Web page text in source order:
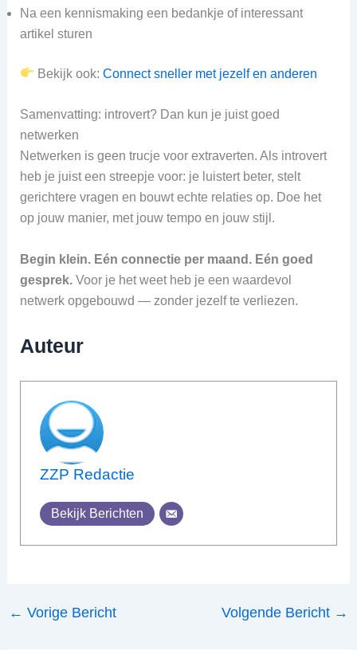
Na een kennismaking een bedankje of interessant
artikel sturen
Bekijk ook: Connect sneller met jezelf en anderen
Samenvatting: introvert? Dan kun je juist goed
netwerken
Netwerken is geen trucje voor extraverten. Als introvert
heb je juist een streepje voor: je luistert beter, stelt
gerichtere vragen en bouwt echte relaties op. Doe het
op jouw manier, met jouw tempo en jouw stijl.
Begin klein. Eén connectie per maand. Eén goed
gesprek.Voor je het weet heb je een waardevol
netwerk opgebouwd — zonder jezelf te verliezen.
Auteur
ZZP Redactie
Bekijk Berichten
← Vorige Bericht Volgende Bericht →